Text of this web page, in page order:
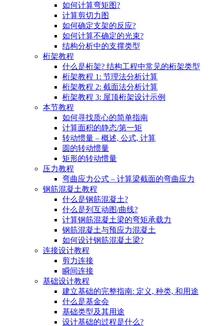
如何计算弯矩图?
计算剪切力图
如何确定支架的反应?
如何计算不确定的光束?
结构分析中的支撑类型
桁架教程
什么是桁架? 结构工程中常见的桁架类型
桁架教程 1: 节理法分析计算
桁架教程 2: 截面法分析计算
桁架教程 3: 屋顶桁架设计示例
本节教程
如何寻找质心的简单指南
计算面积的静态/第一矩
转动惯量 – 概述, 公式, 计算
圆的转动惯量
矩形的转动惯量
压力教程
弯曲应力公式 – 计算梁截面的弯曲应力
钢筋混凝土教程
什么是钢筋混凝土?
什么是列互动图/曲线?
计算钢筋混凝土梁的弯矩承载力
钢筋混凝土与预应力混凝土
如何设计钢筋混凝土梁?
连接设计教程
剪力连接
瞬间连接
基础设计教程
建立基础的完整指南: 定义, 种类, 和用途
什么是基金会
基础类型及其用途
设计基础的过程是什么?